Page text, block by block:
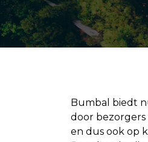
Bumbal biedt
door
en dus ook op